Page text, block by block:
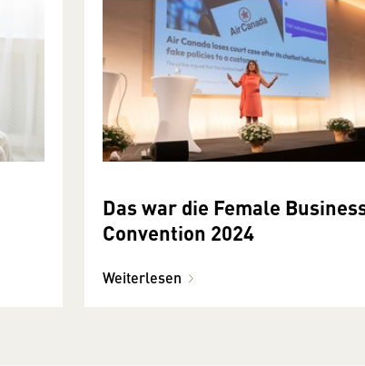
Das war die Female
Convention 2024
Weiterlesen